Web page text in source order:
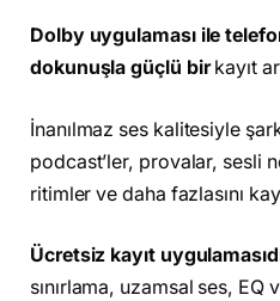
Dolby uygulaması ile
dokunuşla güçlü birkayıt
İnanılmaz ses kalitesiyle
podcast’ler, provalar, sesli
ritimler ve daha fazlasını
Ücretsiz kayıt
sınırlama, uzamsal ses, EQ